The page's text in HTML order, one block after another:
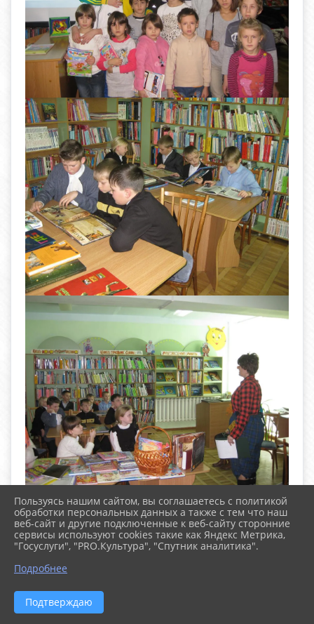
Пользуясь нашим сайтом, вы соглашаетесь с политикой
обработки персональных данных а также с тем что наш
веб-сайт и другие подключенные к веб-сайту сторонние
сервисы используют cookies такие как Яндекс Метрика,
"Госуслуги", "PRO.Культура", "Спутник аналитика".
Подробнее
Подтверждаю